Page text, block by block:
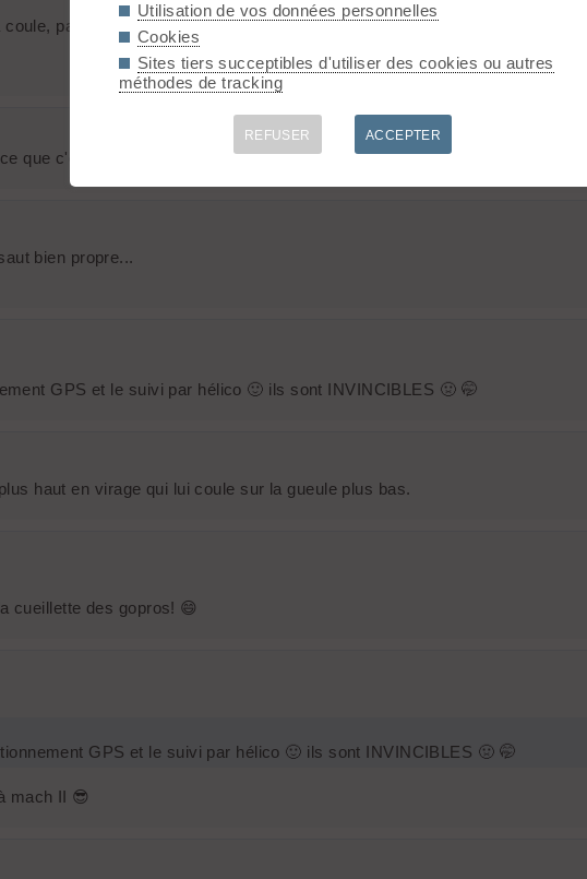
pas grave je tape droit ! Ben ouais mais faut juste tenir les skis 🙁 et
que c'est tracé que ça ne partira pas.... pour le reste....
bien propre...
GPS et le suivi par hélico 🙂 ils sont INVINCIBLES 🤢 🤭
haut en virage qui lui coule sur la gueule plus bas.
cueillette des gopros! 😄
GPS et le suivi par hélico 🙂 ils sont INVINCIBLES 🤢 🤭
mach II 😎
Utilisation de vos données personnelles
Cookies
Sites tiers succeptibles d'utiliser des cookies ou autres
méthodes de tracking
REFUSER ACCEPTER